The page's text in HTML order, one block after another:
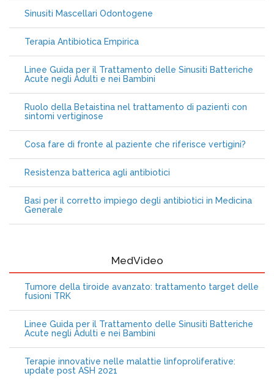
Sinusiti Mascellari Odontogene
Terapia Antibiotica Empirica
Linee Guida per il Trattamento delle Sinusiti Batteriche
Acute negli Adulti e nei Bambini
Ruolo della Betaistina nel trattamento di pazienti con
sintomi vertiginose
Cosa fare di fronte al paziente che riferisce vertigini?
Resistenza batterica agli antibiotici
Basi per il corretto impiego degli antibiotici in Medicina
Generale
MedVideo
Tumore della tiroide avanzato: trattamento target delle
fusioni TRK
Linee Guida per il Trattamento delle Sinusiti Batteriche
Acute negli Adulti e nei Bambini
Terapie innovative nelle malattie linfoproliferative:
update post ASH 2021